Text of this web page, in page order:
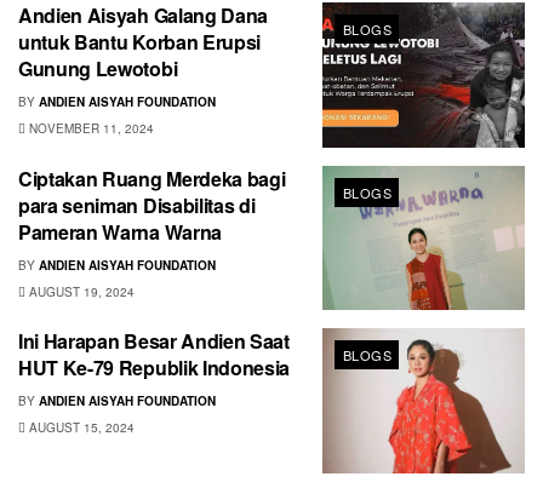
BLOGS
Andien Aisyah Galang Dana
untuk Bantu Korban Erupsi
Gunung Lewotobi
BY ANDIEN AISYAH FOUNDATION
NOVEMBER 11, 2024
BLOGS
Ciptakan Ruang Merdeka bagi
para seniman Disabilitas di
Pameran Warna Warna
BY ANDIEN AISYAH FOUNDATION
AUGUST 19, 2024
BLOGS
Ini Harapan Besar Andien Saat
HUT Ke-79 Republik Indonesia
BY ANDIEN AISYAH FOUNDATION
AUGUST 15, 2024